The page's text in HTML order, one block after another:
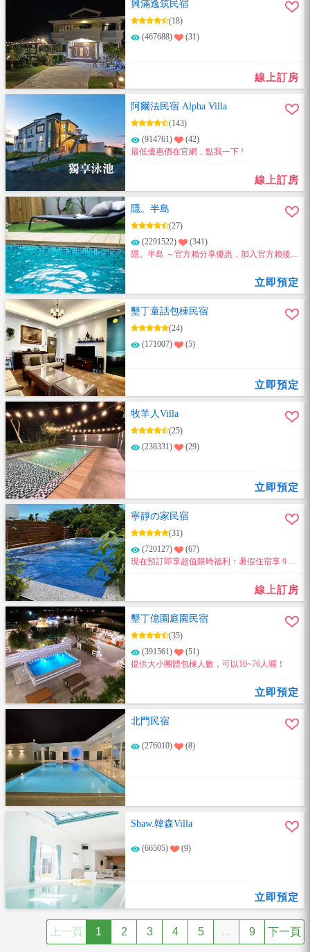
興滿逸筑民宿
(18)
(467688)
(31)
線上訂房
阿爾法民宿 Alpha Villa
(143)
(914761)
(42)
最低優惠價在官網，點我一下 !
線上訂房
隱。半島
(27)
(2291522)
(341)
隱。半島 ～官方賴分享優惠，加入官方賴後分
立即預定
墾丁童話包棟民宿
(24)
(171007)
(5)
立即預定
牧羊人Villa
(25)
(238331)
(29)
立即預定
寧靜の家民宿
(31)
(720127)
(67)
現在預訂即享超值限時福利：暑假住宿享 9 折
線上訂房
墾丁億園庭園民宿
(35)
(391561)
(51)
提供大小團體包棟人數，可以10~76人喔！
立即預定
北門民宿
(276010) (8)
Shaw.韓森Villa
(66505) (9)
立即預定
上一頁 1 2 3 4 5 ... 9 下一頁